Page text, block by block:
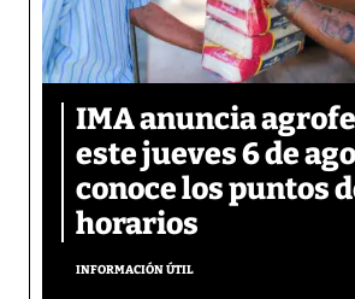
IMA anuncia
este jueves 6 de
conoce los puntos
horarios
INFORMACIÓN ÚTIL